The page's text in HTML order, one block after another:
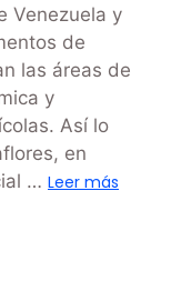
Venezuela y
de
las áreas de
y
Así lo
en
… Leer más